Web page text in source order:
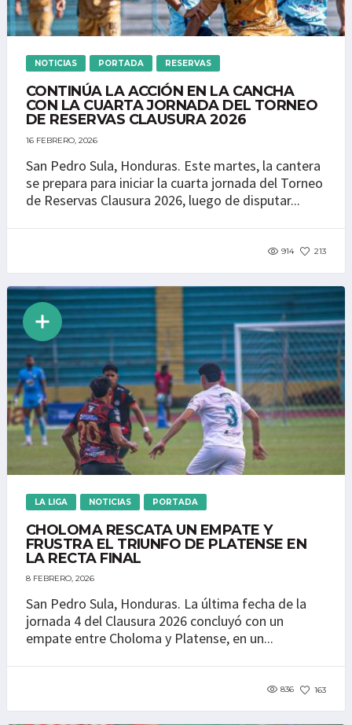
NOTICIAS PORTADA RESERVAS
CONTINÚA LA ACCIÓN EN LA CANCHA
CON LA CUARTA JORNADA DEL TORNEO
DE RESERVAS CLAUSURA 2026
16 FEBRERO, 2026
San Pedro Sula, Honduras. Este martes, la cantera
se prepara para iniciar la cuarta jornada del Torneo
de Reservas Clausura 2026, luego de disputar...
914 213
LA LIGA NOTICIAS PORTADA
CHOLOMA RESCATA UN EMPATE Y
FRUSTRA EL TRIUNFO DE PLATENSE EN
LA RECTA FINAL
8 FEBRERO, 2026
San Pedro Sula, Honduras. La última fecha de la
jornada 4 del Clausura 2026 concluyó con un
empate entre Choloma y Platense, en un...
836 163